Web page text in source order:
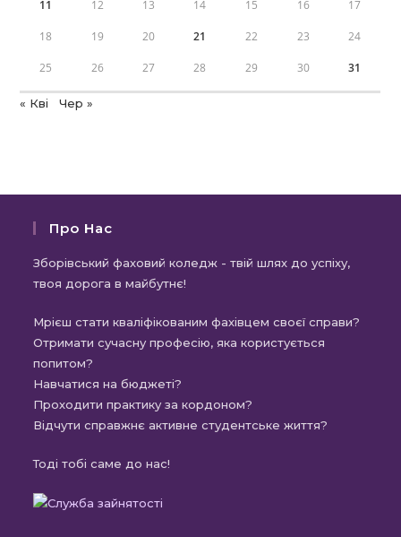
11 12 13 14 15 16 17
18 19 20 21 22 23 24
25 26 27 28 29 30 31
« Кві Чер »
Про Нас
Зборівський фаховий коледж - твій шлях до успіху,
твоя дорога в майбутнє!
Мрієш стати кваліфікованим фахівцем своєї справи?
Отримати сучасну професію, яка користується
попитом?
Навчатися на бюджеті?
Проходити практику за кордоном?
Відчути справжнє активне студентське життя?
Тоді тобі саме до нас!